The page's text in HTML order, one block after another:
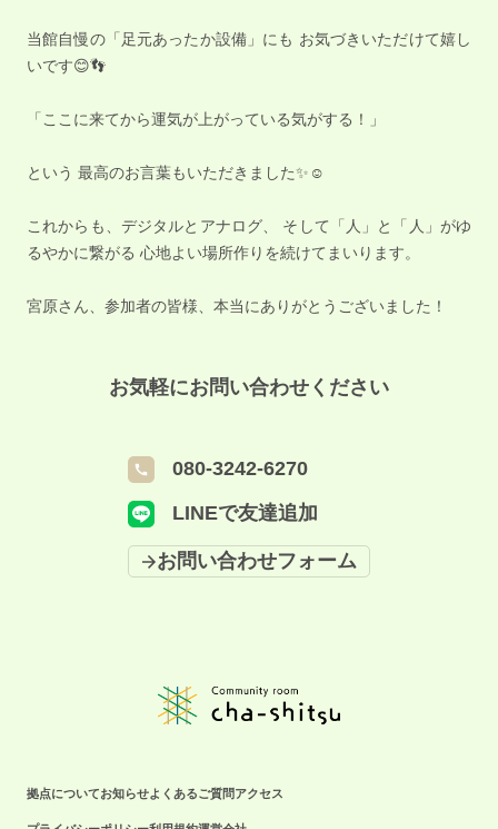
当館自慢の「足元あったか設備」にも お気づきいただけて嬉し
いです😊👣
「ここに来てから運気が上がっている気がする！」
という 最高のお言葉もいただきました✨☺️
これからも、デジタルとアナログ、 そして「人」と「人」がゆ
るやかに繋がる 心地よい場所作りを続けてまいります。
宮原さん、参加者の皆様、本当にありがとうございました！
お気軽にお問い合わせください
080-3242-6270
LINEで友達追加
お問い合わせフォーム
拠点についてお知らせよくあるご質問アクセス